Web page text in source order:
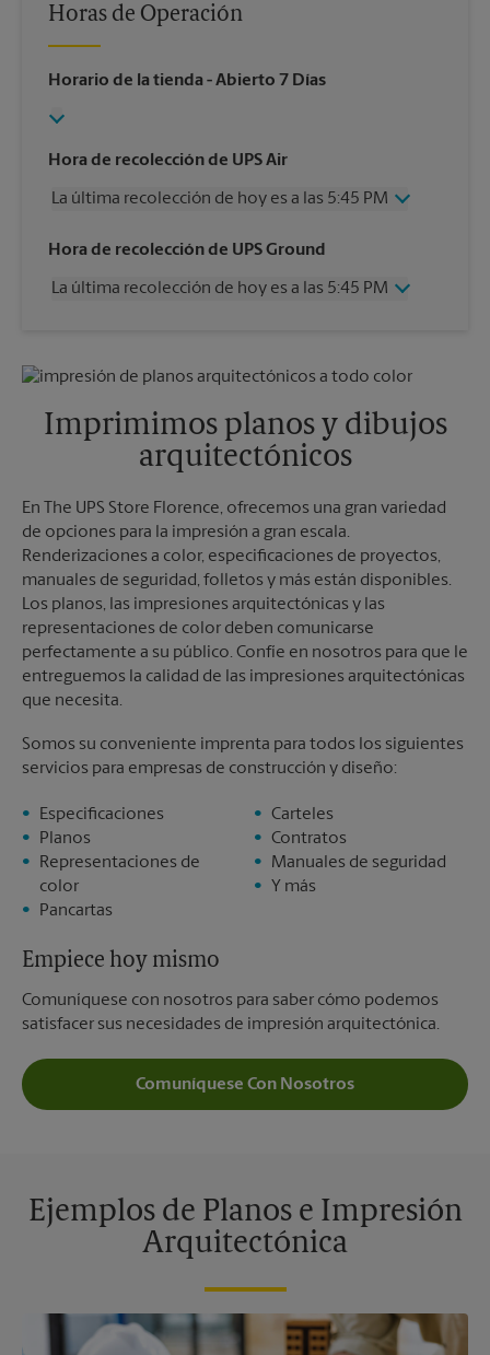
Horas de Operación
Horario de la tienda - Abierto 7 Días
Hora de recolección de UPS Air
La última recolección de hoy es a las 5:45 PM
Miércoles
5:45 PM
Viernes
5:45 PM
Lunes
Martes
5:45 PM
Hora de recolección de UPS Ground
La última recolección de hoy es a las 5:45 PM
Viernes
5:45 PM
Sin Recolección
Domingo
Sin Recolección
5:45 PM
Imprimimos planos y dibujos
arquitectónicos
En The UPS Store Florence, ofrecemos una gran variedad
de opciones para la impresión a gran escala.
Renderizaciones a color, especificaciones de proyectos,
manuales de seguridad, folletos y más están disponibles.
Los planos, las impresiones arquitectónicas y las
representaciones de color deben comunicarse
perfectamente a su público. Confíe en nosotros para que le
entreguemos la calidad de las impresiones arquitectónicas
que necesita.
Somos su conveniente imprenta para todos los siguientes
servicios para empresas de construcción y diseño:
Especificaciones
Planos
Representaciones de
color
Pancartas
Carteles
Contratos
Manuales de seguridad
Y más
Empiece hoy mismo
Comuníquese con nosotros para saber cómo podemos
satisfacer sus necesidades de impresión arquitectónica.
Comuníquese Con Nosotros
Ejemplos de Planos e Impresión
Arquitectónica